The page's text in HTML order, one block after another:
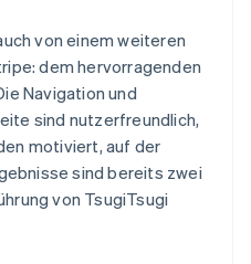
von einem weiteren
dem hervorragenden
Navigation und
sind nutzerfreundlich,
motiviert, auf der
sind bereits zwei
von TsugiTsugi